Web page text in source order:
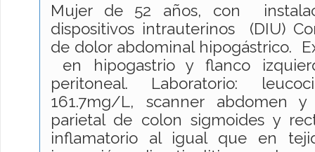
Mujer de 52 años, con
dispositivos intrauterinos (DIU)
de dolor abdominal hipogástrico.
en hipogastrio y flanco
peritoneal. Laboratorio:
161.7mg/L, scanner abdomen y
parietal de colon sigmoides y
inflamatorio al igual que en